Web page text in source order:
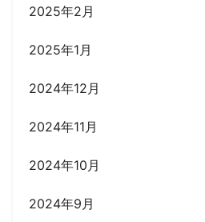
2025年2月
2025年1月
2024年12月
2024年11月
2024年10月
2024年9月